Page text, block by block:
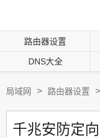
路由器设置
DNS大全
局域网 > 路由器设置 >
千兆安防定